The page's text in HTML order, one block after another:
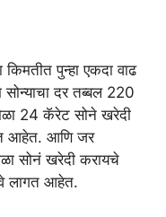
पुन्हा एकदा वाढ
दर तब्बल 220
24 कॅरेट सोने खरेदी
आहेत. आणि जर
सोनं खरेदी करायचे
लागत आहेत.